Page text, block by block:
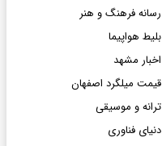
رسانه فرهنگ و هنر
بلیط هواپیما
اخبار مشهد
قیمت میلگرد اصفهان
ترانه و موسیقی
دنیای فناوری